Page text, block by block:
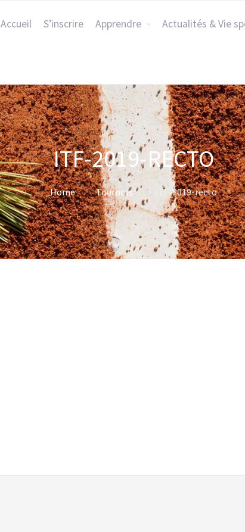
Accueil S’inscrire Apprendre Actualités & Vie
ITF-2019-RECTO
Home Tournois ITF-2019-recto